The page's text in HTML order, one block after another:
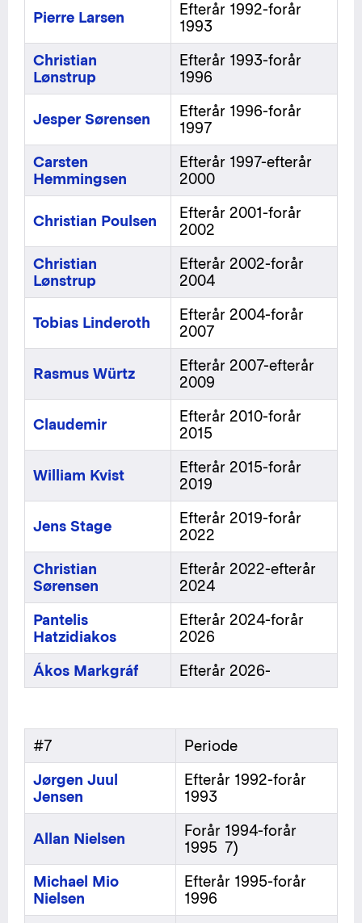
Pierre Larsen
Efterår 1992-forår
1993
Christian
Lønstrup
Efterår 1993-forår
1996
Jesper Sørensen
Efterår 1996-forår
1997
Carsten
Hemmingsen
Efterår 1997-efterår
2000
Christian Poulsen
Efterår 2001-forår
2002
Christian
Lønstrup
Efterår 2002-forår
2004
Tobias Linderoth
Efterår 2004-forår
2007
Rasmus Würtz
Efterår 2007-efterår
2009
Claudemir
Efterår 2010-forår
2015
William Kvist
Efterår 2015-forår
2019
Jens Stage
Efterår 2019-forår
2022
Christian
Sørensen
Efterår 2022-efterår
2024
Pantelis
Hatzidiakos
Efterår 2024-forår
2026
Ákos Markgráf
Efterår 2026-
#7
Periode
Jørgen Juul
Jensen
Efterår 1992-forår
1993
Allan Nielsen
Forår 1994-forår
1995 7)
Michael Mio
Nielsen
Efterår 1995-forår
1996